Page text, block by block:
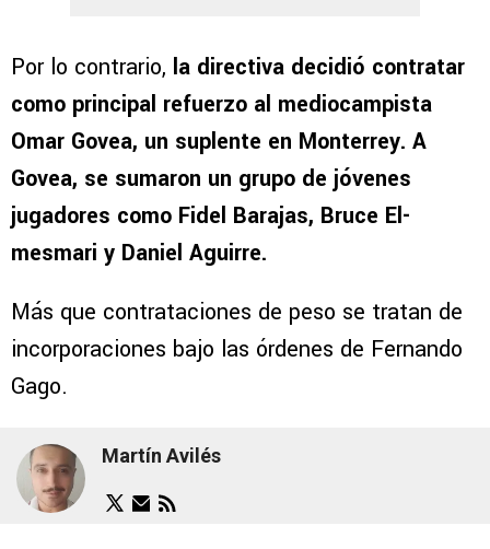
Por lo contrario, la directiva decidió contratar
como principal refuerzo al mediocampista
Omar Govea, un suplente en Monterrey. A
Govea, se sumaron un grupo de jóvenes
jugadores como Fidel Barajas, Bruce El-
mesmari y Daniel Aguirre.
Más que contrataciones de peso se tratan de
incorporaciones bajo las órdenes de Fernando
Gago.
Martín Avilés